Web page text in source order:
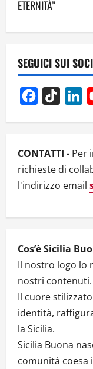
a
i
g
a
t
i
n
ETERNITÀ”
SEGUICI SUI
Facebook
TikTok
CONTATTI - Per
richieste di
l'indirizzo email
Cos’è Sicilia
Il nostro logo lo
nostri contenuti.
Il cuore
identità,
la Sicilia.
Sicilia Buona
comunità coesa